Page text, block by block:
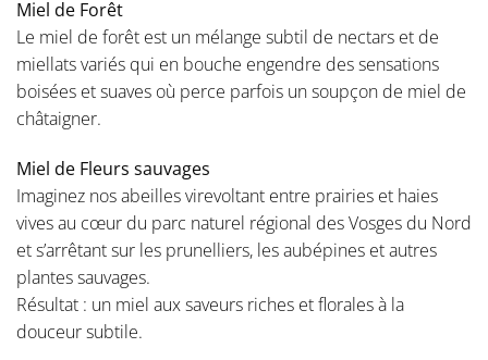
Miel de Forêt
Le miel de forêt est un mélange subtil de nectars et de
miellats variés qui en bouche engendre des sensations
boisées et suaves où perce parfois un soupçon de miel de
châtaigner.
Miel de Fleurs sauvages
Imaginez nos abeilles virevoltant entre prairies et haies
vives au cœur du parc naturel régional des Vosges du Nord
et s’arrêtant sur les prunelliers, les aubépines et autres
plantes sauvages.
Résultat : un miel aux saveurs riches et florales à la
douceur subtile.